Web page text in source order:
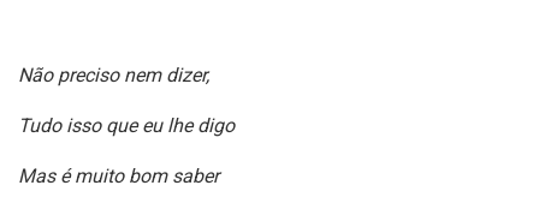
Não preciso nem dizer,
Tudo isso que eu lhe digo
Mas é muito bom saber